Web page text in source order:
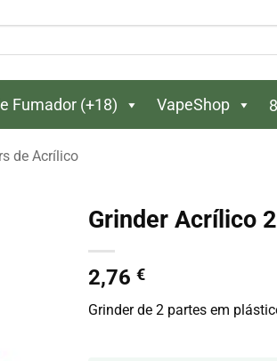
Fumador (+18) VapeShop
de Acrílico
Grinder Acrílico
2,76 €
Grinder de 2 partes em